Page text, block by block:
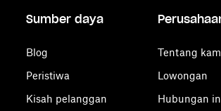
Sumber daya
Blog
Peristiwa
Kisah pelanggan
Tentang
Lowongan
Hubungan